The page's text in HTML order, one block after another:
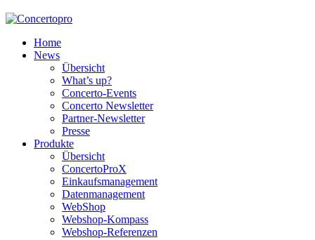
Home
News
Übersicht
What’s up?
Concerto-Events
Concerto Newsletter
Partner-Newsletter
Presse
Produkte
Übersicht
ConcertoProX
Einkaufsmanagement
Datenmanagement
WebShop
Webshop-Kompass
Webshop-Referenzen